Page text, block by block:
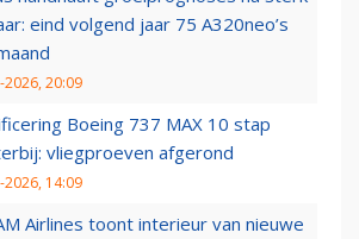
eind volgend jaar 75 A320neo’s
2026, 20:09
Boeing 737 MAX 10 stap
vliegproeven afgerond
2026, 14:09
Airlines toont interieur van nieuwe